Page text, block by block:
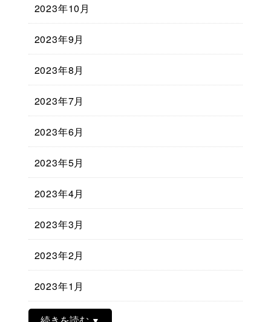
2023年10月
2023年9月
2023年8月
2023年7月
2023年6月
2023年5月
2023年4月
2023年3月
2023年2月
2023年1月